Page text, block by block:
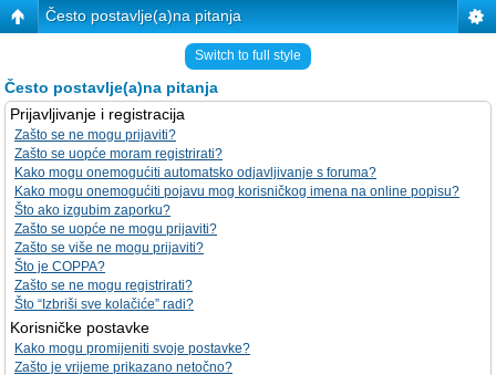
Često postavlje(a)na pitanja
Switch to full style
Često postavlje(a)na pitanja
Prijavljivanje i registracija
Zašto se ne mogu prijaviti?
Zašto se uopće moram registrirati?
Kako mogu onemogućiti automatsko odjavljivanje s foruma?
Kako mogu onemogućiti pojavu mog korisničkog imena na online popisu?
Što ako izgubim zaporku?
Zašto se uopće ne mogu prijaviti?
Zašto se više ne mogu prijaviti?
Što je COPPA?
Zašto se ne mogu registrirati?
Što “Izbriši sve kolačiće” radi?
Korisničke postavke
Kako mogu promijeniti svoje postavke?
Zašto je vrijeme prikazano netočno?